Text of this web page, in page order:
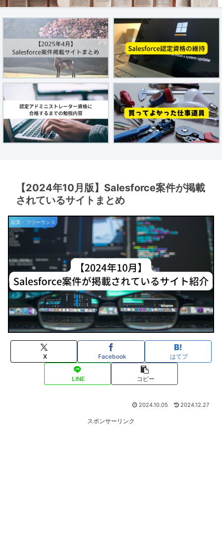
【2024年10月版】Salesforce案件が掲載
されているサイトまとめ
副業・フリーランス
X Facebook はてブ
LINE コピー
2024.10.05 2024.12.27
スポンサーリンク